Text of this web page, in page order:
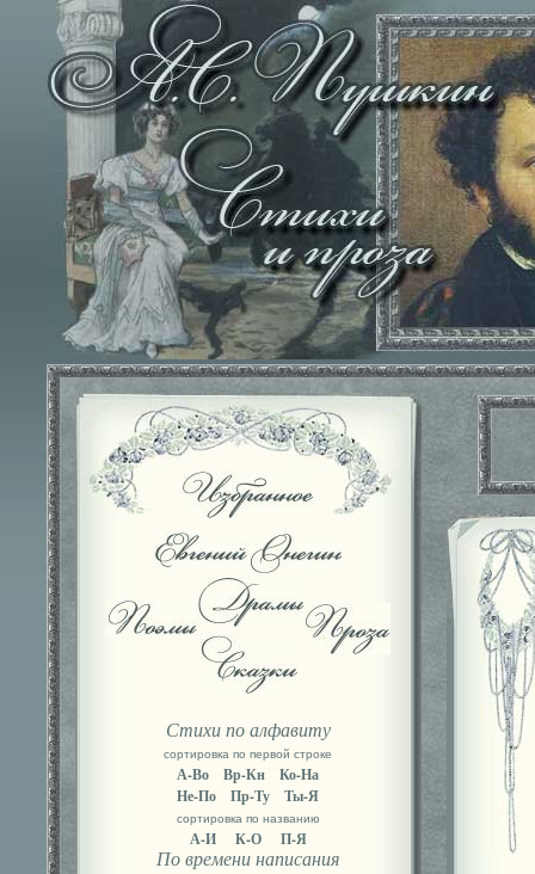
Стихи по алфавиту
сортировка по первой строке
А-Во Вр-Кн
Ко-На
Не-По
Пр-Ту Ты-Я
сортировка по названию
А-И К-О
П-Я
По времени написания